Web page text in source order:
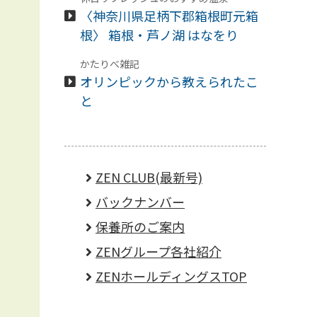
〈神奈川県足柄下郡箱根町元箱
根〉 箱根・芦ノ湖 はなをり
かたりべ雑記
オリンピックから教えられたこ
と
ZEN CLUB(最新号)
バックナンバー
保養所のご案内
ZENグループ各社紹介
ZENホールディングスTOP